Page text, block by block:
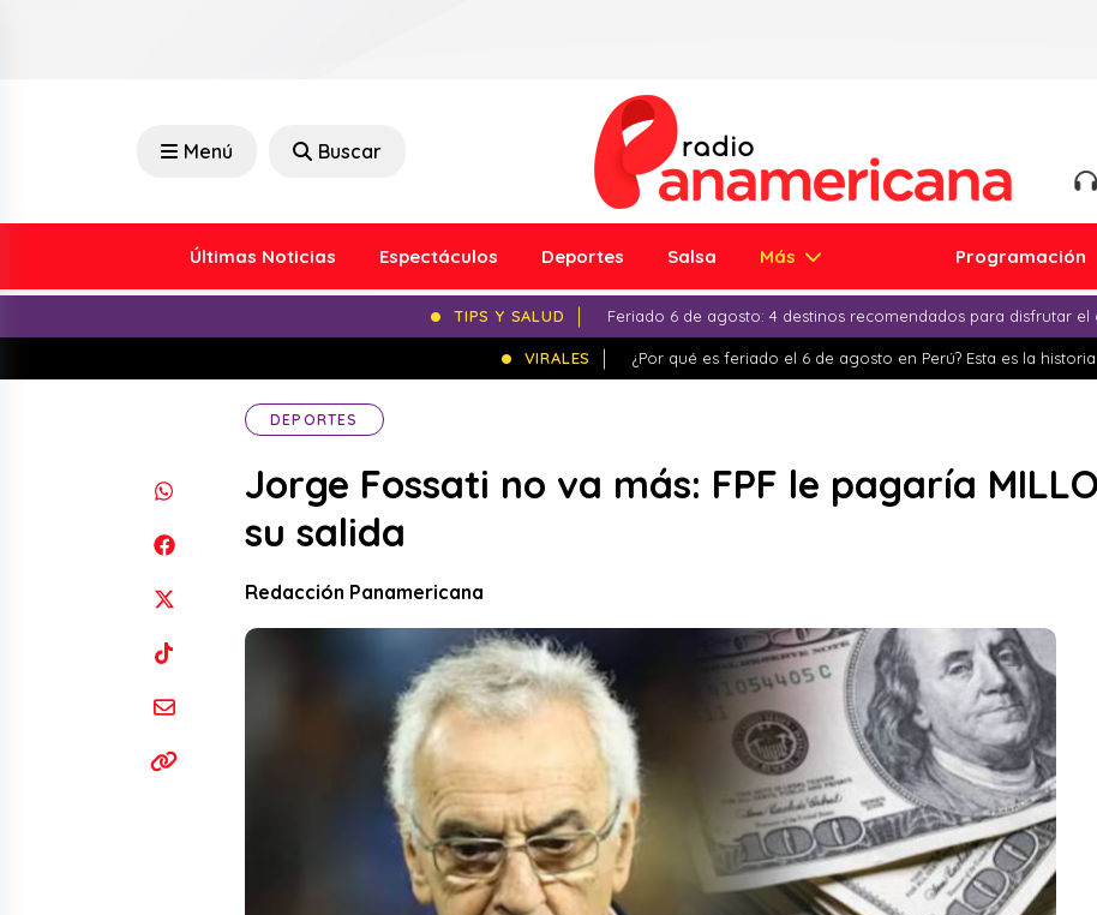
Menú Buscar
Últimas Noticias Espectáculos Deportes Salsa Más Programación
TIPS Y SALUD Feriado 6 de agosto: 4 destinos recomendados para disfrutar el
VIRALES ¿Por qué es feriado el 6 de agosto en Perú? Esta es la historia
DEPORTES
Jorge Fossati no va más: FPF le pagaría
su salida
Redacción Panamericana